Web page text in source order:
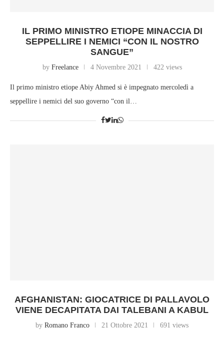
IL PRIMO MINISTRO ETIOPE MINACCIA DI
SEPPELLIRE I NEMICI “CON IL NOSTRO
SANGUE”
by Freelance 4 Novembre 2021 422 views
Il primo ministro etiope Abiy Ahmed si è impegnato mercoledì a
seppellire i nemici del suo governo “con il…
AFGHANISTAN: GIOCATRICE DI PALLAVOLO
VIENE DECAPITATA DAI TALEBANI A KABUL
by Romano Franco 21 Ottobre 2021 691 views